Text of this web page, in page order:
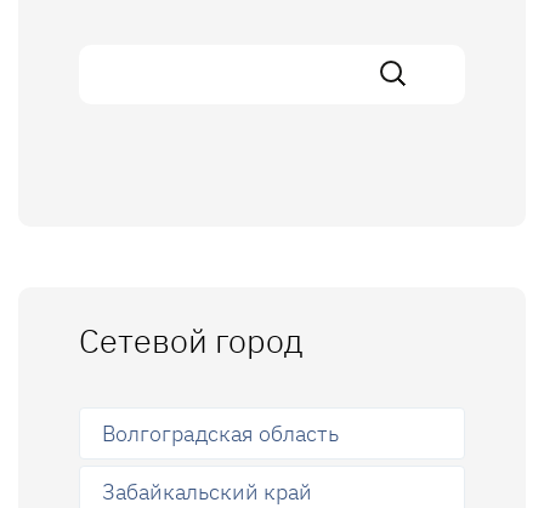
Сетевой город
Волгоградская область
Забайкальский край